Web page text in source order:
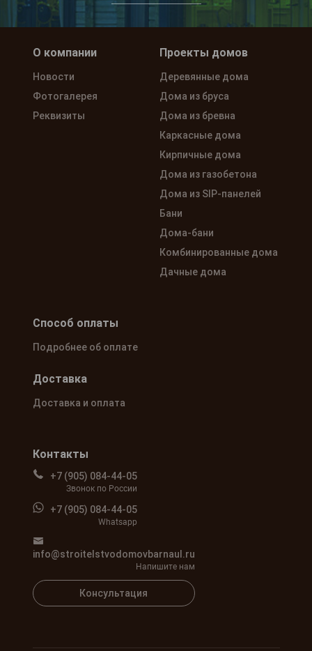
О компании
Новости
Фотогалерея
Реквизиты
Проекты домов
Деревянные дома
Дома из бруса
Дома из бревна
Каркасные дома
Кирпичные дома
Дома из газобетона
Дома из SIP-панелей
Бани
Дома-бани
Комбинированные дома
Дачные дома
Контакты
+7 (905) 084-44-05
Звонок по России
+7 (905) 084-44-05
Whatsapp
info@stroitelstvodomovbarnaul.ru
Напишите нам
Консультация
Способ оплаты
Подробнее об оплате
Доставка
Доставка и оплата